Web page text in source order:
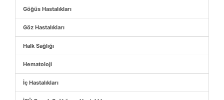
Göğüs Hastalıkları
Göz Hastalıkları
Halk Sağlığı
Hematoloji
İç Hastalıkları